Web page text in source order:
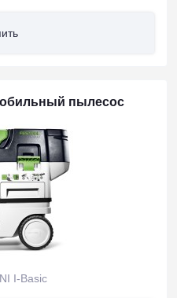
пылесос
I-Basic